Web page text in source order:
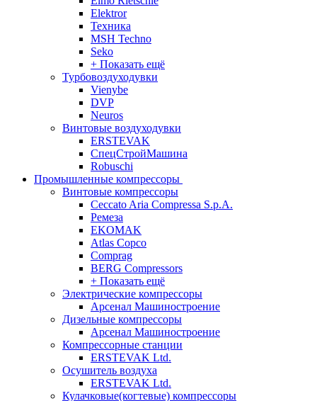
Elektror
Техника
MSH Techno
Seko
+ Показать ещё
Турбовоздуходувки
Vienybe
DVP
Neuros
Винтовые воздуходувки
ERSTEVAK
СпецСтройМашина
Robuschi
Промышленные компрессоры
Винтовые компрессоры
Ceccato Aria Compressa S.p.A.
Ремеза
EKOMAK
Atlas Copco
Comprag
BERG Compressors
+ Показать ещё
Электрические компрессоры
Арсенал Машиностроение
Дизельные компрессоры
Арсенал Машиностроение
Компрессорные станции
ERSTEVAK Ltd.
Осушитель воздуха
ERSTEVAK Ltd.
Кулачковые(когтевые) компрессоры